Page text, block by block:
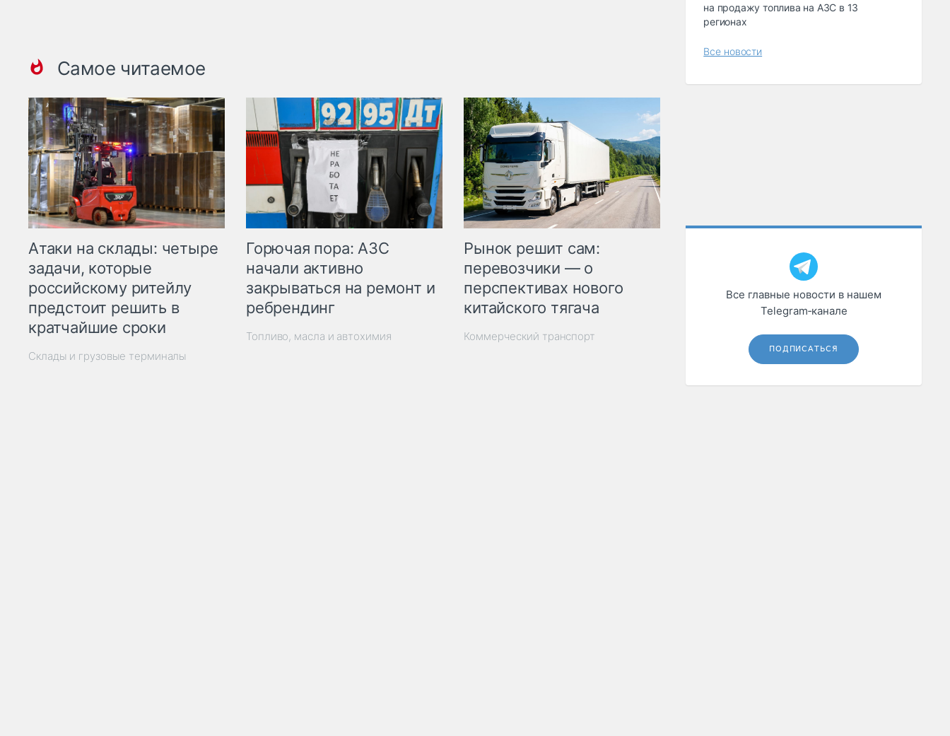
Самое читаемое
Атаки на склады: четыре
задачи, которые
российскому ритейлу
предстоит решить в
кратчайшие сроки
Склады и грузовые терминалы
Горючая пора: АЗС
начали активно
закрываться на ремонт и
ребрендинг
Топливо, масла и автохимия
Рынок решит сам:
перевозчики — о
перспективах нового
китайского тягача
Коммерческий транспорт
на продажу топлива на АЗС в 13
регионах
Все новости
Все главные новости в нашем
Telegram‑канале
ПОДПИСАТЬСЯ